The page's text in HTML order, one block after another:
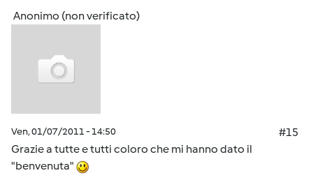
Anonimo (non verificato)
Ven, 01/07/2011 - 14:50
#15
Grazie a tutte e tutti coloro che mi hanno dato il
"benvenuta"